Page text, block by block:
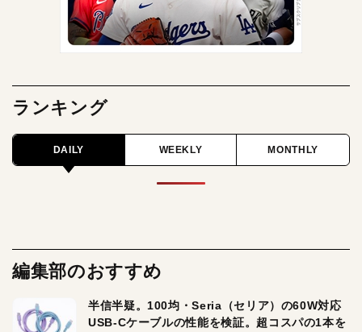
ランキング
DAILY WEEKLY MONTHLY
編集部のおすすめ
半信半疑。100均・Seria（セリア）の60W対応
USB-Cケーブルの性能を検証。超コスパの1本を